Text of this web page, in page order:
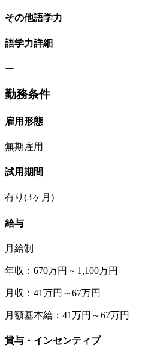
その他語学力
語学力詳細
ー
勤務条件
雇用形態
無期雇用
試用期間
有り(3ヶ月)
給与
月給制
年収：670万円 ~ 1,100万円
月収：41万円～67万円
月額基本給：41万円～67万円
賞与・インセンティブ